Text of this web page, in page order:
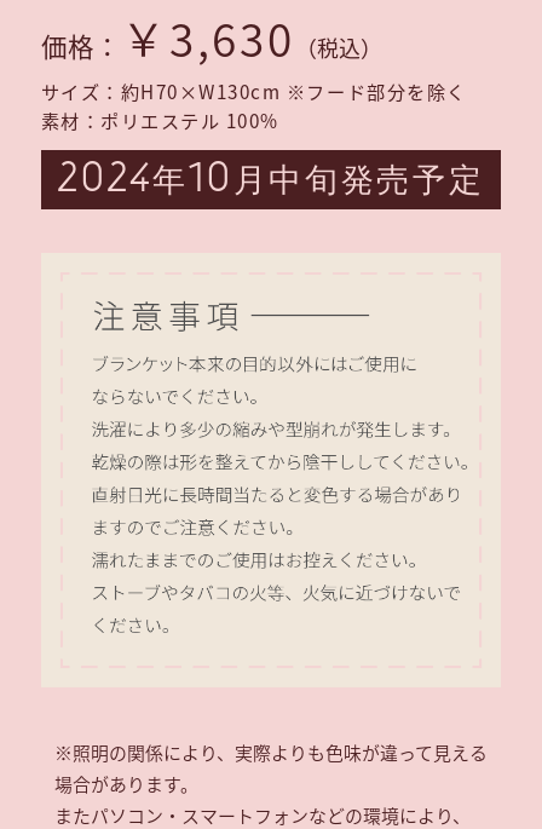
価格： ￥3,630 （税込）
サイズ：約H70×W130cm ※フード部分を除く
素材：ポリエステル 100%
2024年10月中旬発売予定
※照明の関係により、実際よりも色味が違って見える
場合があります。
またパソコン・スマートフォンなどの環境により、